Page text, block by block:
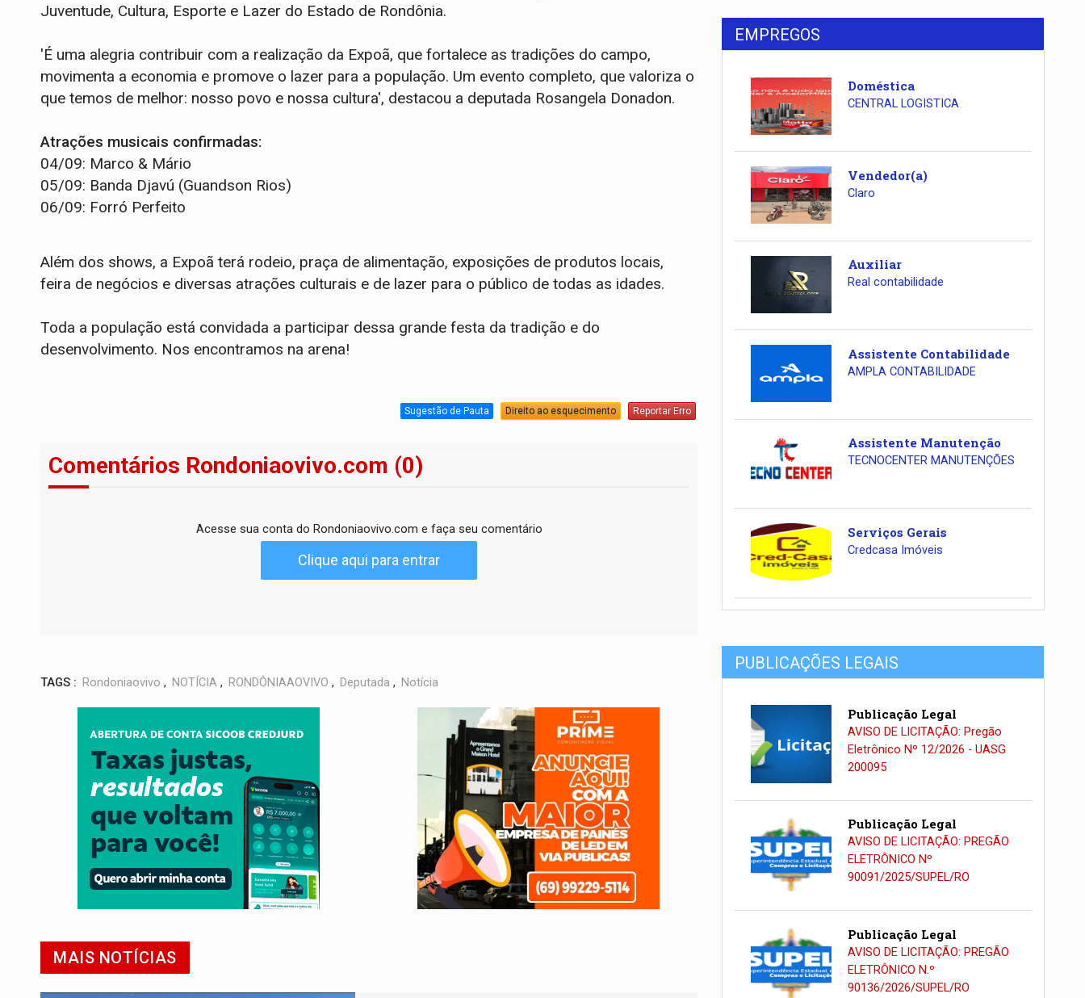
Juventude, Cultura, Esporte e Lazer do Estado de Rondônia.
'É uma alegria contribuir com a realização da Expoã, que fortalece as tradições do campo,
movimenta a economia e promove o lazer para a população. Um evento completo, que valoriza o
que temos de melhor: nosso povo e nossa cultura', destacou a deputada Rosangela Donadon.
Atrações musicais confirmadas:
04/09: Marco & Mário
05/09: Banda Djavú (Guandson Rios)
06/09: Forró Perfeito
Além dos shows, a Expoã terá rodeio, praça de alimentação, exposições de produtos locais,
feira de negócios e diversas atrações culturais e de lazer para o público de todas as idades.
Toda a população está convidada a participar dessa grande festa da tradição e do
desenvolvimento. Nos encontramos na arena!
Sugestão de Pauta Direito ao esquecimento Reportar Erro
Comentários Rondoniaovivo.com (0)
Acesse sua conta do Rondoniaovivo.com e faça seu comentário
Clique aqui para entrar
TAGS : Rondoniaovivo , NOTÍCIA , RONDÔNIAAOVIVO , Deputada , Notícia
MAIS NOTÍCIAS
EMPREGOS
Doméstica
CENTRAL LOGISTICA
Vendedor(a)
Claro
Auxiliar
Real contabilidade
Assistente Contabilidade
AMPLA CONTABILIDADE
Assistente Manutenção
TECNOCENTER MANUTENÇÕES
Serviços Gerais
Credcasa Imóveis
PUBLICAÇÕES LEGAIS
Publicação Legal
AVISO DE LICITAÇÃO: Pregão
Eletrônico Nº 12/2026 - UASG
200095
Publicação Legal
AVISO DE LICITAÇÃO: PREGÃO
ELETRÔNICO Nº
90091/2025/SUPEL/RO
Publicação Legal
AVISO DE LICITAÇÃO: PREGÃO
ELETRÔNICO N.º
90136/2026/SUPEL/RO